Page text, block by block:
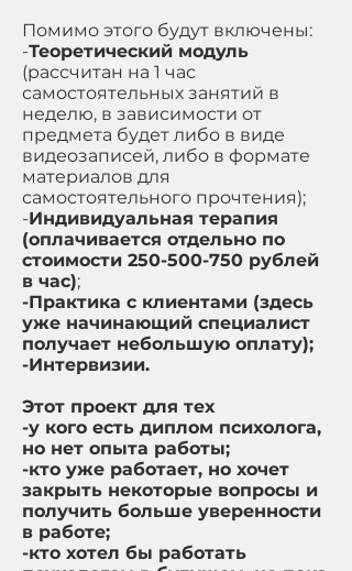
Помимо этого будут включены:
-Теоретический модуль
(рассчитан на 1 час
самостоятельных занятий в
неделю, в зависимости от
предмета будет либо в виде
видеозаписей, либо в формате
материалов для
самостоятельного прочтения);
-Индивидуальная терапия
(оплачивается отдельно по
стоимости 250-500-750 рублей
в час);
-Практика с клиентами (здесь
уже начинающий специалист
получает небольшую оплату);
-Интервизии.
Этот проект для тех
-у кого есть диплом психолога,
но нет опыта работы;
-кто уже работает, но хочет
закрыть некоторые вопросы и
получить больше уверенности
в работе;
-кто хотел бы работать